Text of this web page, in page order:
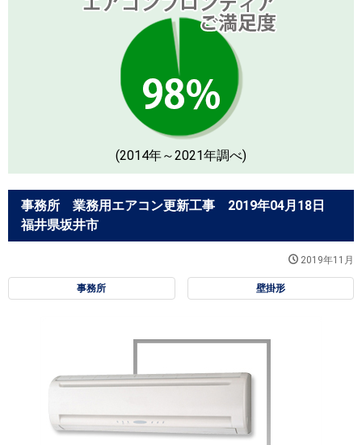
(2014年～2021年調べ)
事務所 業務用エアコン更新工事 2019年04月18日
福井県坂井市
2019年11月
事務所 壁掛形